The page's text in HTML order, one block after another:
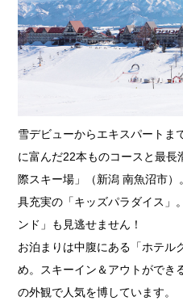
雪デビューからエキスパートま
に富んだ22本ものコースと最長
際スキー場」（新潟 南魚沼市
具充実の「キッズパラダイス」
ンド」も見逃せません！
お泊まりは中腹にある「ホテル
め。スキーイン＆アウトができ
の外観で人気を博しています。